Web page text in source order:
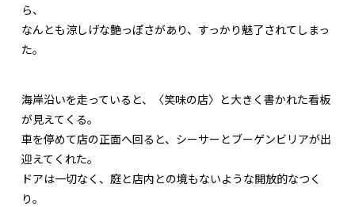
ら、
なんとも涼しげな艶っぽさがあり、すっかり魅了されてしまっ
た。
海岸沿いを走っていると、〈笑味の店〉と大きく書かれた看板
が見えてくる。
車を停めて店の正面へ回ると、シーサーとブーゲンビリアが出
迎えてくれた。
ドアは一切なく、庭と店内との境もないような開放的なつく
り。